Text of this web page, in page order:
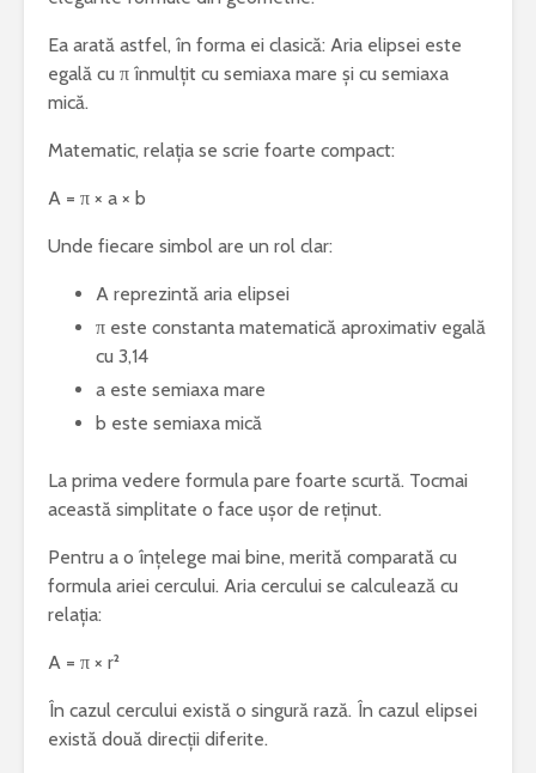
Ea arată astfel, în forma ei clasică: Aria elipsei este
egală cu π înmulțit cu semiaxa mare și cu semiaxa
mică.
Matematic, relația se scrie foarte compact:
A = π × a × b
Unde fiecare simbol are un rol clar:
A reprezintă aria elipsei
π este constanta matematică aproximativ egală
cu 3,14
a este semiaxa mare
b este semiaxa mică
La prima vedere formula pare foarte scurtă. Tocmai
această simplitate o face ușor de reținut.
Pentru a o înțelege mai bine, merită comparată cu
formula ariei cercului. Aria cercului se calculează cu
relația:
A = π × r²
În cazul cercului există o singură rază. În cazul elipsei
există două direcții diferite.